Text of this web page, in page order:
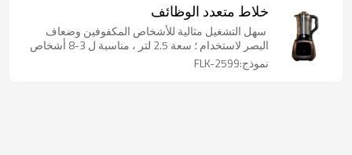
خلاط متعدد الوظائف
سهل التشغيل مثالية للأشخاص المكفوفين وضعاف
البصر لاستخدام ؛ سعة 2.5 لتر ، مناسبة ل 3-8 أشخاص
نموذج:FLK-2599